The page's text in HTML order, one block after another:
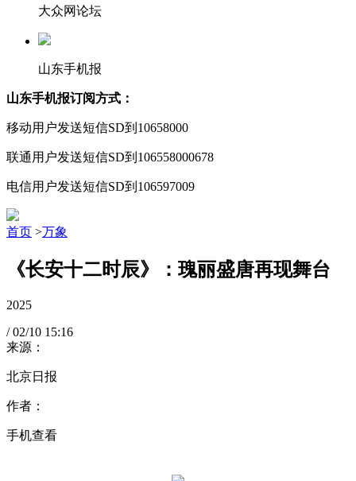
大众网论坛
山东手机报
山东手机报订阅方式：
移动用户发送短信SD到10658000
联通用户发送短信SD到106558000678
电信用户发送短信SD到106597009
首页 >万象
《长安十二时辰》：瑰丽盛唐再现舞台
2025
/ 02/10 15:16
来源：
北京日报
作者：
手机查看